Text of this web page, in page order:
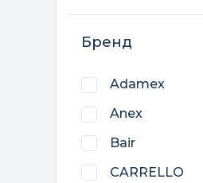
Бренд
Adamex
Anex
Bair
CARRELLO